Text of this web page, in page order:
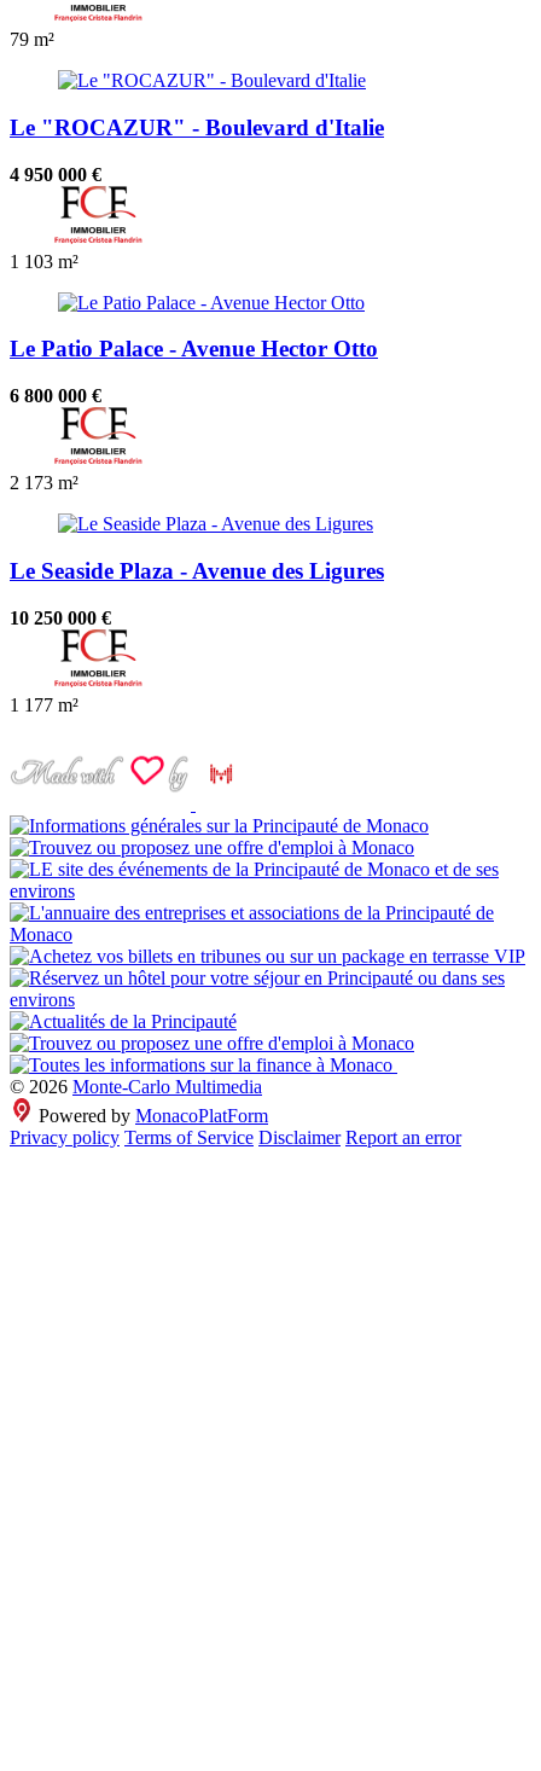
79 m²
Le "ROCAZUR" - Boulevard d'Italie
4 950 000 €
1 103 m²
Le Patio Palace - Avenue Hector Otto
6 800 000 €
2 173 m²
Le Seaside Plaza - Avenue des Ligures
10 250 000 €
1 177 m²
© 2026 Monte-Carlo Multimedia
Powered by MonacoPlatForm
Privacy policy Terms of Service Disclaimer Report an error